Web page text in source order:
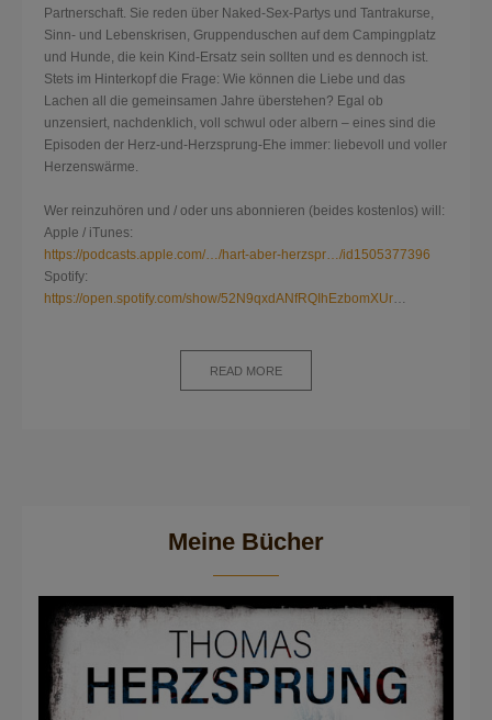
Partnerschaft. Sie reden über Naked-Sex-Partys und Tantrakurse,
Sinn- und Lebenskrisen, Gruppenduschen auf dem Campingplatz
und Hunde, die kein Kind-Ersatz sein sollten und es dennoch ist.
Stets im Hinterkopf die Frage: Wie können die Liebe und das
Lachen all die gemeinsamen Jahre überstehen? Egal ob
unzensiert, nachdenklich, voll schwul oder albern – eines sind die
Episoden der Herz-und-Herzsprung-Ehe immer: liebevoll und voller
Herzenswärme.
Wer reinzuhören und / oder uns abonnieren (beides kostenlos) will:
Apple / iTunes:
https://podcasts.apple.com/…/hart-aber-herzspr…/id1505377396
Spotify:
https://open.spotify.com/show/52N9qxdANfRQIhEzbomXUr
READ MORE
Meine Bücher